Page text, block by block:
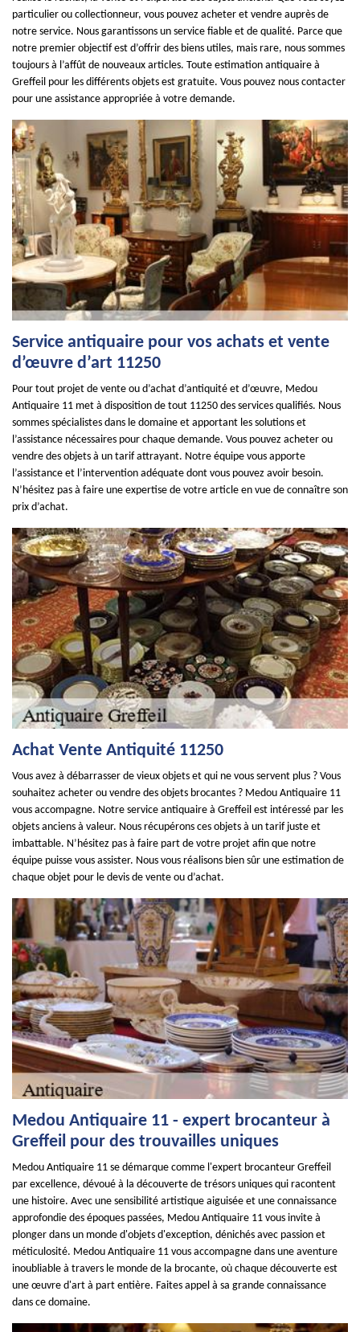
particulier ou collectionneur, vous pouvez acheter et vendre auprès de
notre service. Nous garantissons un service fiable et de qualité. Parce que
notre premier objectif est d’offrir des biens utiles, mais rare, nous sommes
toujours à l’affût de nouveaux articles. Toute estimation antiquaire à
Greffeil pour les différents objets est gratuite. Vous pouvez nous contacter
pour une assistance appropriée à votre demande.
Service antiquaire pour vos achats et vente
d’œuvre d’art 11250
Pour tout projet de vente ou d’achat d’antiquité et d’œuvre, Medou
Antiquaire 11 met à disposition de tout 11250 des services qualifiés. Nous
sommes spécialistes dans le domaine et apportant les solutions et
l’assistance nécessaires pour chaque demande. Vous pouvez acheter ou
vendre des objets à un tarif attrayant. Notre équipe vous apporte
l’assistance et l’intervention adéquate dont vous pouvez avoir besoin.
N’hésitez pas à faire une expertise de votre article en vue de connaître son
prix d’achat.
Achat Vente Antiquité 11250
Vous avez à débarrasser de vieux objets et qui ne vous servent plus ? Vous
souhaitez acheter ou vendre des objets brocantes ? Medou Antiquaire 11
vous accompagne. Notre service antiquaire à Greffeil est intéressé par les
objets anciens à valeur. Nous récupérons ces objets à un tarif juste et
imbattable. N’hésitez pas à faire part de votre projet afin que notre
équipe puisse vous assister. Nous vous réalisons bien sûr une estimation de
chaque objet pour le devis de vente ou d’achat.
Medou Antiquaire 11 - expert brocanteur à
Greffeil pour des trouvailles uniques
Medou Antiquaire 11 se démarque comme l'expert brocanteur Greffeil
par excellence, dévoué à la découverte de trésors uniques qui racontent
une histoire. Avec une sensibilité artistique aiguisée et une connaissance
approfondie des époques passées, Medou Antiquaire 11 vous invite à
plonger dans un monde d'objets d'exception, dénichés avec passion et
méticulosité. Medou Antiquaire 11 vous accompagne dans une aventure
inoubliable à travers le monde de la brocante, où chaque découverte est
une œuvre d'art à part entière. Faites appel à sa grande connaissance
dans ce domaine.